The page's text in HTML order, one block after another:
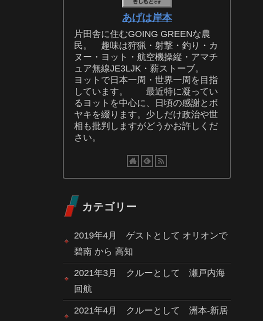
あげは岸本
片田舎に住むGOING GREENな農
民。 趣味は狩猟・射撃・釣り・カ
ヌー・ヨット・航空機操縦・アマチ
ュア無線JE3LJK・薪ストーブ。
ヨットで日本一周・世界一周を目指
しています。 最近特に凝ってい
るヨットを中心に、日頃の感謝とボ
ヤキを綴ります。少しだけ政治や世
相も批判しますがどうかお許しくだ
さい。
カテゴリー
2019年4月 ゲストとして オリオンで
碧南 から 高知
2021年3月 クルーとして 瀬戸内海
回航
2021年4月 クルーとして 洲本-新居